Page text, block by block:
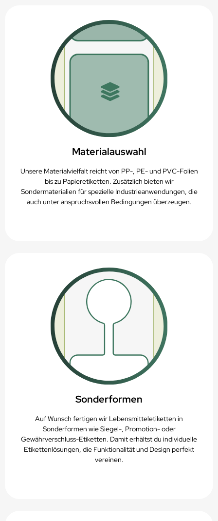
Materialauswahl
Unsere Materialvielfalt reicht von PP-, PE- und PVC-Folien
bis zu Papieretiketten. Zusätzlich bieten wir
Sondermaterialien für spezielle Industrieanwendungen, die
auch unter anspruchsvollen Bedingungen überzeugen.
Sonderformen
Auf Wunsch fertigen wir Lebensmitteletiketten in
Sonderformen wie Siegel-, Promotion- oder
Gewährverschluss-Etiketten. Damit erhältst du individuelle
Etikettenlösungen, die Funktionalität und Design perfekt
vereinen.